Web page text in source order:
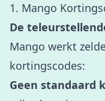
1. Mango
De
Mango werkt
kortingscodes:
Geen standaard